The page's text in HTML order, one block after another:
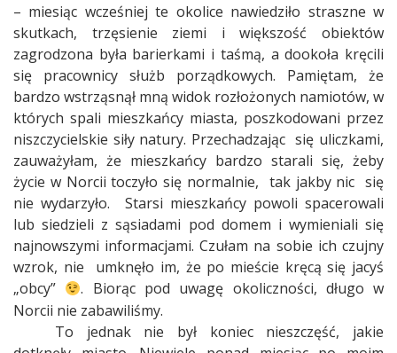
– miesiąc wcześniej te okolice nawiedziło straszne w
skutkach, trzęsienie ziemi i większość obiektów
zagrodzona była barierkami i taśmą, a dookoła kręcili
się pracownicy służb porządkowych. Pamiętam, że
bardzo wstrząsnął mną widok rozłożonych namiotów, w
których spali mieszkańcy miasta, poszkodowani przez
niszczycielskie siły natury. Przechadzając się uliczkami,
zauważyłam, że mieszkańcy bardzo starali się, żeby
życie w Norcii toczyło się normalnie, tak jakby nic się
nie wydarzyło.
Starsi mieszkańcy powoli spacerowali
lub siedzieli z sąsiadami pod domem i wymieniali się
najnowszymi informacjami. Czułam na sobie ich czujny
wzrok, nie
umknęło im, że po mieście kręcą się jacyś
„obcy”
. Biorąc pod uwagę okoliczności, długo w
Norcii nie zabawiliśmy.
To jednak nie był koniec nieszczęść, jakie